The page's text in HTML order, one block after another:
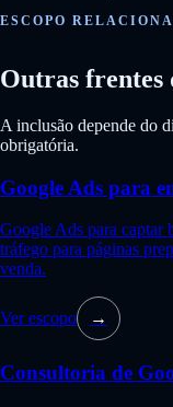
ESCOPO
Outras frentes
A inclusão depende do
obrigatória.
Google Ads para
Google Ads para captar
tráfego para páginas
venda.
Ver escopo →
Consultoria de